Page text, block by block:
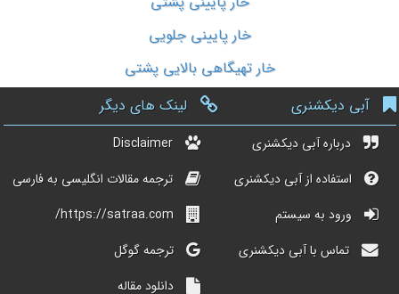
خار پایینی جلویی
خار تهیگاهی بالایی پشتی
آبی دیکشنری
درباره آبی دیکشنری
استفاده از آبی دیکشنری
ورود به سیستم
تماس با آبی دیکشنری
لینک های دیگر
Disclaimer
ترجمه مقالات انگلیسی به فارسی
https://satraa.com/
ترجمه گوگل
دانلود مقاله